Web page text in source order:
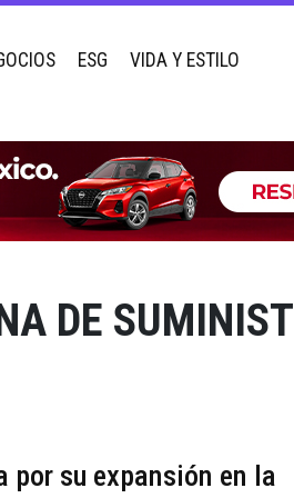
ESG VIDA Y ESTILO
DE
por su expansión en la